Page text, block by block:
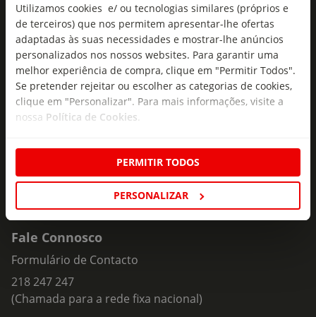
Utilizamos cookies e/ ou tecnologias similares (próprios e
de terceiros) que nos permitem apresentar-lhe ofertas
adaptadas às suas necessidades e mostrar-lhe anúncios
personalizados nos nossos websites. Para garantir uma
melhor experiência de compra, clique em "Permitir Todos".
Se pretender rejeitar ou escolher as categorias de cookies,
clique em "Personalizar". Para mais informações, visite a
nossa Política de Cookies
PERMITIR TODOS
PERSONALIZAR
As novidades mais frescas no
seu e-mail!
Subscreva e descubra campanhas exclusivas,
ofertas e novidades para si.
Insira o seu e-
mail
Fale Connosco
Formulário de Contacto
218 247 247
(Chamada para a rede fixa nacional)